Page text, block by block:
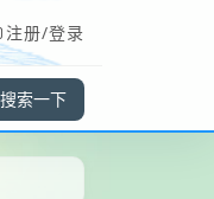
注册/登录
搜索一下